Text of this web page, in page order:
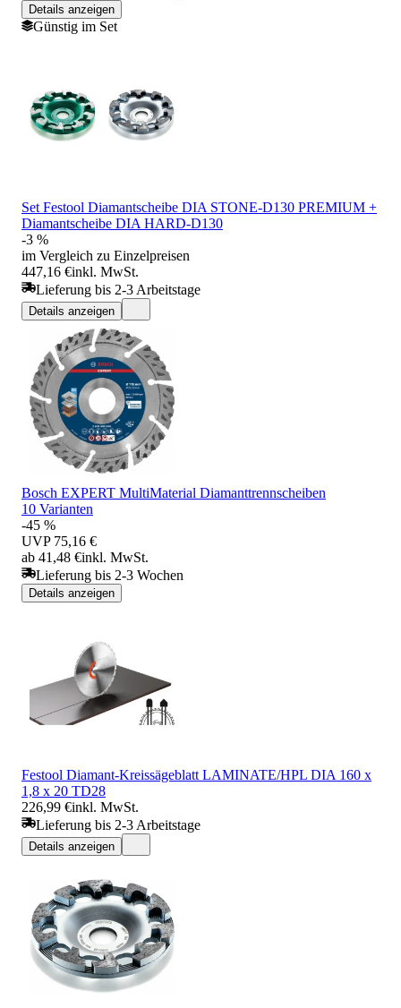
Details anzeigen
Günstig im Set
Set Festool Diamantscheibe DIA STONE-D130 PREMIUM +
Diamantscheibe DIA HARD-D130
-3 %
im Vergleich zu Einzelpreisen
447,16 €inkl. MwSt.
Lieferung bis 2-3 Arbeitstage
Details anzeigen
Bosch EXPERT MultiMaterial Diamanttrennscheiben
10 Varianten
-45 %
UVP 75,16 €
ab 41,48 €inkl. MwSt.
Lieferung bis 2-3 Wochen
Details anzeigen
Festool Diamant-Kreissägeblatt LAMINATE/HPL DIA 160 x
1,8 x 20 TD28
226,99 €inkl. MwSt.
Lieferung bis 2-3 Arbeitstage
Details anzeigen